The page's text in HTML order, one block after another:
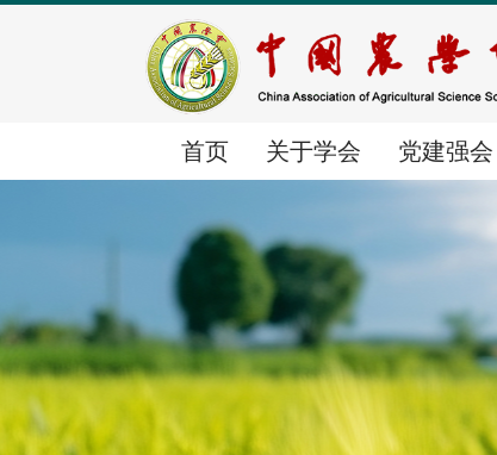
首页 关于学会 党建强会
关于学会
学会简介
组织体系
党建动态
群团工作
时政要闻
学会要闻